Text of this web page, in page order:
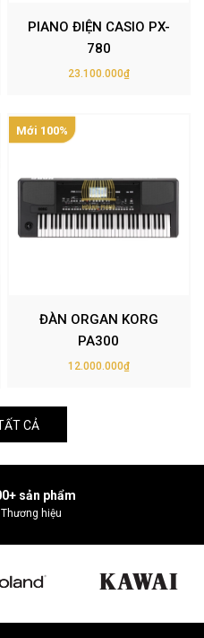
PIANO ĐIỆN CASIO PX-
780
23.100.000₫
Mới 100%
ĐÀN ORGAN KORG
PA300
12.000.000₫
CẢ
sản phẩm
hiệu